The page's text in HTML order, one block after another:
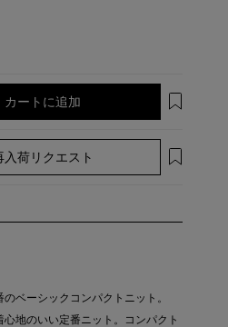
カートに追加
入荷リクエスト
ベーシックコンパクトニット。
地のいい定番ニット。コンパクト